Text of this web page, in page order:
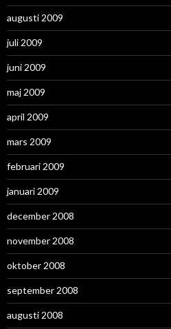
augusti 2009
juli 2009
juni 2009
maj 2009
april 2009
mars 2009
februari 2009
januari 2009
december 2008
november 2008
oktober 2008
september 2008
augusti 2008